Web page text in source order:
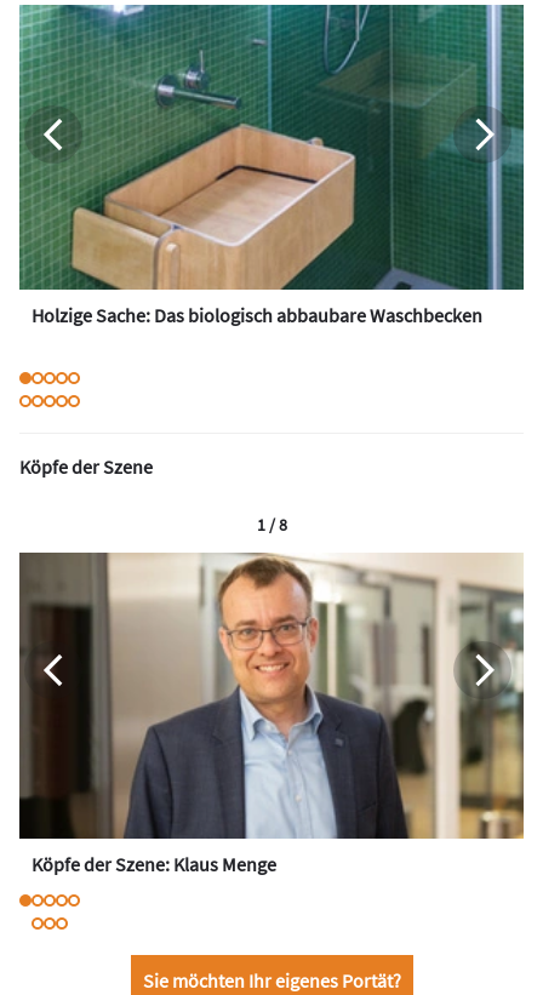
Holzige Sache: Das biologisch abbaubare Waschbecken
Köpfe der Szene
Köpfe der Szene: Klaus Menge
1 / 8
Sie möchten Ihr eigenes Portät?